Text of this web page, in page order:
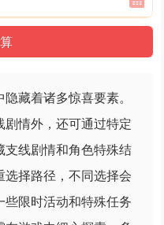
藏着诸多惊喜要素。
情外，还可通过特定
支线剧情和角色特殊结
选择路径，不同选择会
限时活动和特殊任务